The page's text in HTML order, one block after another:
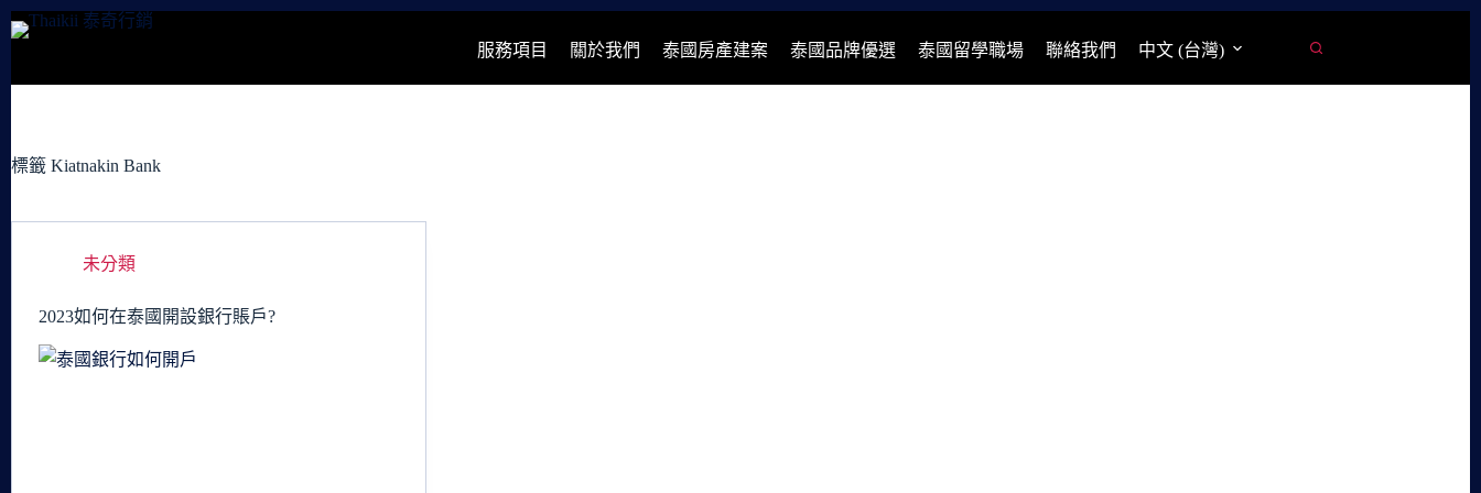
跳
容
服務項目 關於我們 泰國房產建案 泰國品牌優選 泰國留學職場 聯絡我們 中文 (台灣)
標籤 Kiatnakin Bank
未分類
2023如何在泰國開設銀行賬戶?